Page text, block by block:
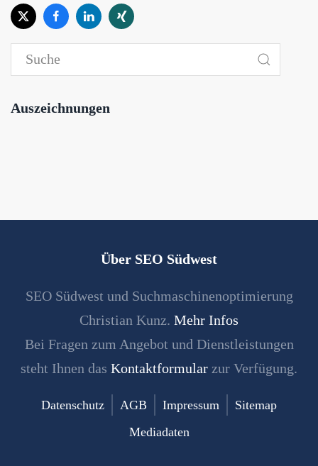
Auszeichnungen
Über SEO Südwest
SEO Südwest und Suchmaschinenoptimierung
Christian Kunz. Mehr Infos
Bei Fragen zum Angebot und Dienstleistungen
steht Ihnen das Kontaktformular zur Verfügung.
Datenschutz AGB Impressum
Sitemap
Mediadaten